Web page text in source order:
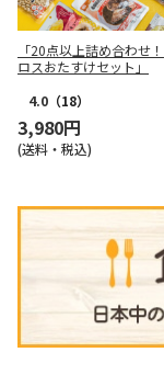
「20点以上詰め合わせ！
ロスおたすけセット」
4.0 （18）
3,980円
(送料・税込)